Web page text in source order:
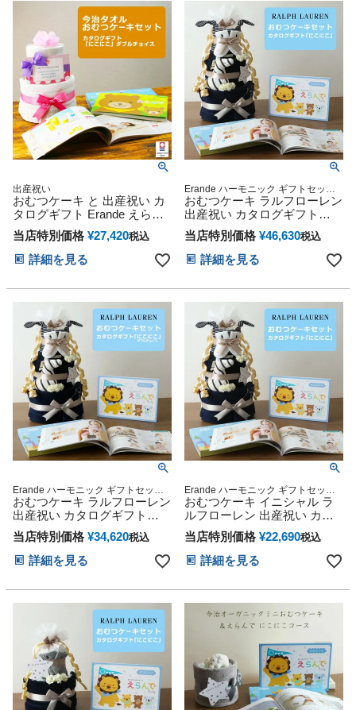
子供の日 ギフトセット 人気
端午の節句 ひな祭り
出産祝い
おむつケーキ と 出産祝い カ
タログギフト Erande えらん
で にこにこ のセット
当店特別価格 ¥27,420税込
詳細を見る
Erande ハーモニック ギフトセット
プレゼント ラッピング メッセージカ
ード POLO Baby shower 贈り物 誕生
日 出産記念 人気 オンライン オムツ
ケーキ カラフル インスタ
おむつケーキ ラルフローレン
出産祝い カタログギフト
Erande えらんで にこにこ ト
リプルチョイス 今治タオル
男の子 女の子 オーガニック
ベビーソックス イニシャル
ちゃん 名入れ 出産記念品 誕
生日 赤ちゃん 子供 出産 ベイ
ビー クリスマス 七五三 初節
句 人気
当店特別価格 ¥46,630税込
詳細を見る
Erande ハーモニック ギフトセット
プレゼント ラッピング メッセージカ
ード POLO Baby shower 贈り物 誕生
日 出産記念 人気 オンライン オムツ
ケーキ カラフル インスタ
おむつケーキ ラルフローレン
出産祝い カタログギフト
Erande えらんで にこにこ ダ
ブルチョイス 今治タオル 男
の子 女の子 オーガニック ベ
ビーソックス イニシャル
ちゃん 名入れ 出産記念品 誕
生日 赤ちゃん 子供 出産 ベイ
ビー クリスマス 七五三 初節
句 人気
当店特別価格 ¥34,620税込
詳細を見る
Erande ハーモニック ギフトセット
プレゼント ラッピング メッセージカ
ード
おむつケーキ イニシャル ラ
ルフローレン 出産祝い カタ
ログギフト 今治タオル オー
ガニックコットン ベビーソッ
クス ギフトセット POLO
RALPH LAUREN 名前入り 刺
ィン バレンタイン 七五三 初
節句 子供の日 ギフトセット
当店特別価格 ¥22,690税込
詳細を見る